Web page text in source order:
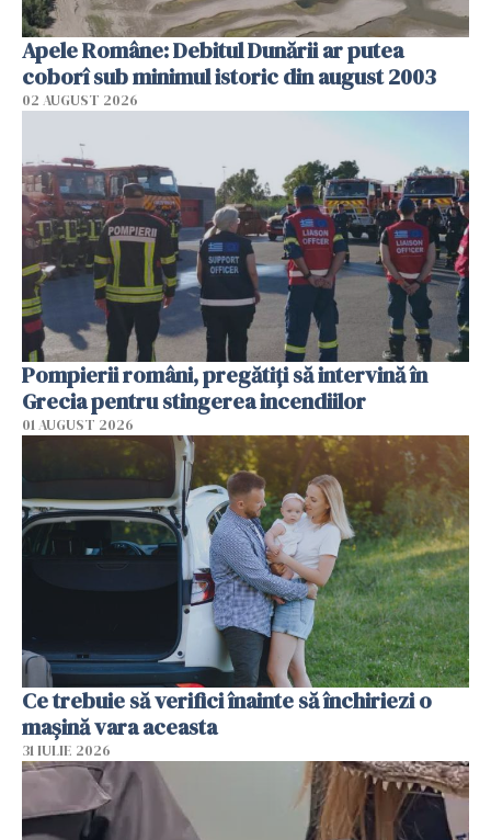
Apele Române: Debitul Dunării ar putea
coborî sub minimul istoric din august 2003
02 AUGUST 2026
Pompierii români, pregătiţi să intervină în
Grecia pentru stingerea incendiilor
01 AUGUST 2026
Ce trebuie să verifici înainte să închiriezi o
mașină vara aceasta
31 IULIE 2026